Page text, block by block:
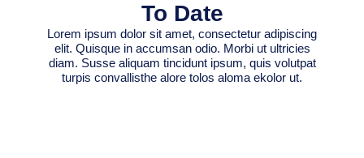
To Date
Lorem ipsum dolor sit amet, consectetur adipiscing
elit. Quisque in accumsan odio. Morbi ut ultricies
diam. Susse aliquam tincidunt ipsum, quis volutpat
turpis convallisthe alore tolos aloma ekolor ut.